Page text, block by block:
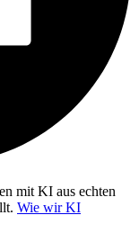
mit KI aus echten
Wie wir KI